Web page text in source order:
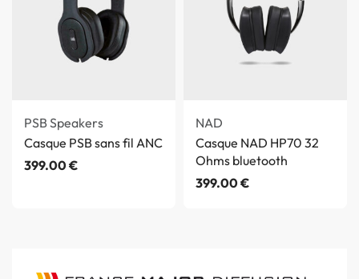
PSB Speakers
Casque PSB sans fil ANC
399.00€
NAD
Casque NAD HP70 32
Ohms bluetooth
399.00€